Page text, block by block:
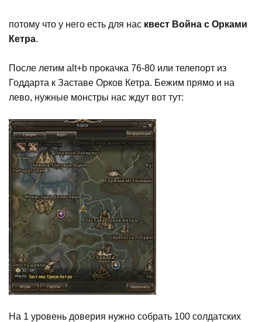
потому что у него есть для нас квест Война с Орками
Кетра.
После летим alt+b прокачка 76-80 или телепорт из
Годдарта к Заставе Орков Кетра. Бежим прямо и на
лево, нужные монстры нас ждут вот тут:
На 1 уровень доверия нужно собрать 100 солдатских